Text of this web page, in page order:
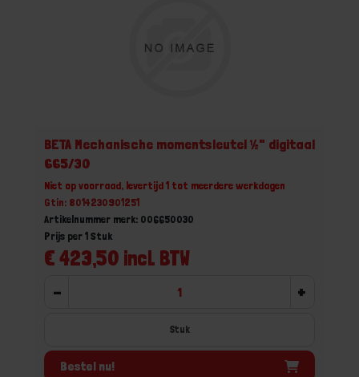
BETA Mechanische momentsleutel ½" digitaal
665/30
Niet op voorraad, levertijd 1 tot meerdere werkdagen
Gtin: 8014230901251
Artikelnummer merk: 006650030
€ 423,50 incl. BTW
Prijs per 1 Stuk
- +
Stuk
Bestel nu!